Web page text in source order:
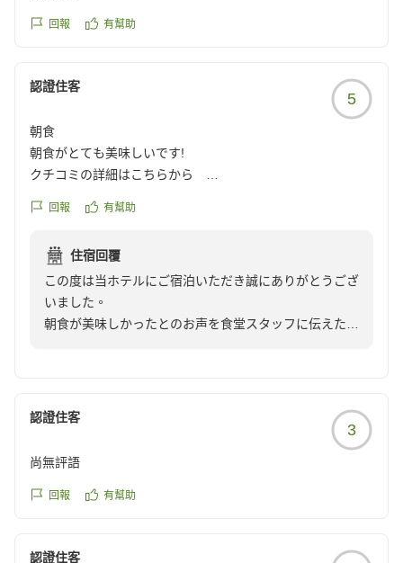
回報 有幫助
認證住客
5
朝食
朝食がとても美味しいです!
クチコミの詳細はこちらから
reviewId=33123478167818
回報 有幫助
住宿回覆
この度は当ホテルにご宿泊いただき誠にありがとうござ
いました。
朝食が美味しかったとのお声を食堂スタッフに伝えたと
切っております。
この度はお忙しいなか嬉しい投稿をお寄せいただき有難
うございました。
認證住客
3
尚無評語
回報 有幫助
認證住客